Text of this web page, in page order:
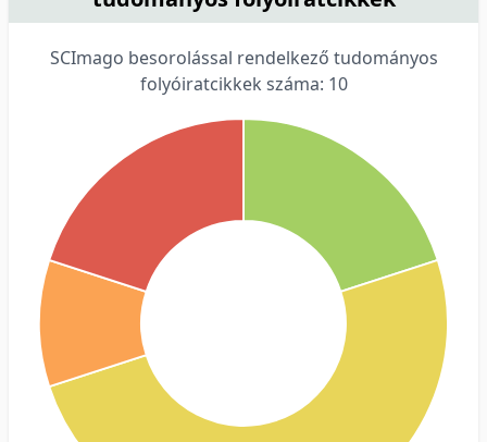
SCImago besorolással rendelkező tudományos
folyóiratcikkek száma: 10